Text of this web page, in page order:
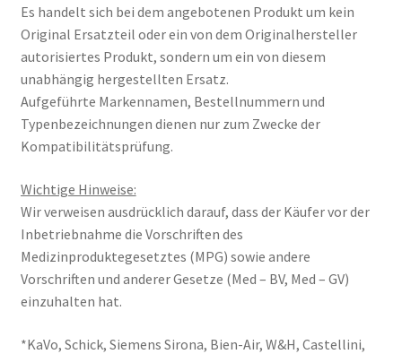
Es handelt sich bei dem angebotenen Produkt um kein
Original Ersatzteil oder ein von dem Originalhersteller
autorisiertes Produkt, sondern um ein von diesem
unabhängig hergestellten Ersatz.
Aufgeführte Markennamen, Bestellnummern und
Typenbezeichnungen dienen nur zum Zwecke der
Kompatibilitätsprüfung.
Wichtige Hinweise:
Wir verweisen ausdrücklich darauf, dass der Käufer vor der
Inbetriebnahme die Vorschriften des
Medizinproduktegesetztes (MPG) sowie andere
Vorschriften und anderer Gesetze (Med – BV, Med – GV)
einzuhalten hat.
*KaVo, Schick, Siemens Sirona, Bien-Air, W&H, Castellini,